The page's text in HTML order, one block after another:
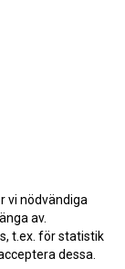
vi nödvändiga
av.
t.ex. för statistik
dessa.